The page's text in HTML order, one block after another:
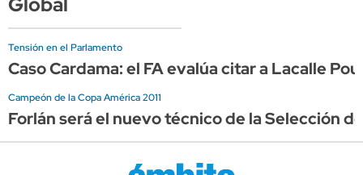
Tensión en el Parlamento
Caso Cardama: el FA evalúa citar a Lacalle
Campeón de la Copa América 2011
Forlán será el nuevo técnico de la Selección